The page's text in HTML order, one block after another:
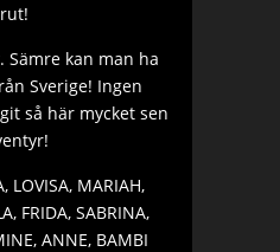
Sämre kan man ha
Sverige! Ingen
så här mycket sen
LOVISA, MARIAH,
FRIDA, SABRINA,
ANNE, BAMBI